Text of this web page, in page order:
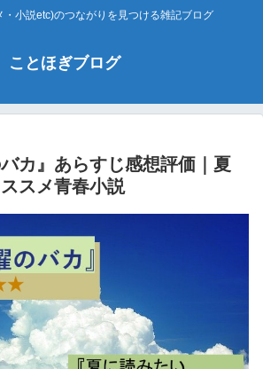
・小説etc)のつながりを見つける雑記ブログ
ことほぎブログ
カ』あらすじ感想評価｜夏
スメ青春小説